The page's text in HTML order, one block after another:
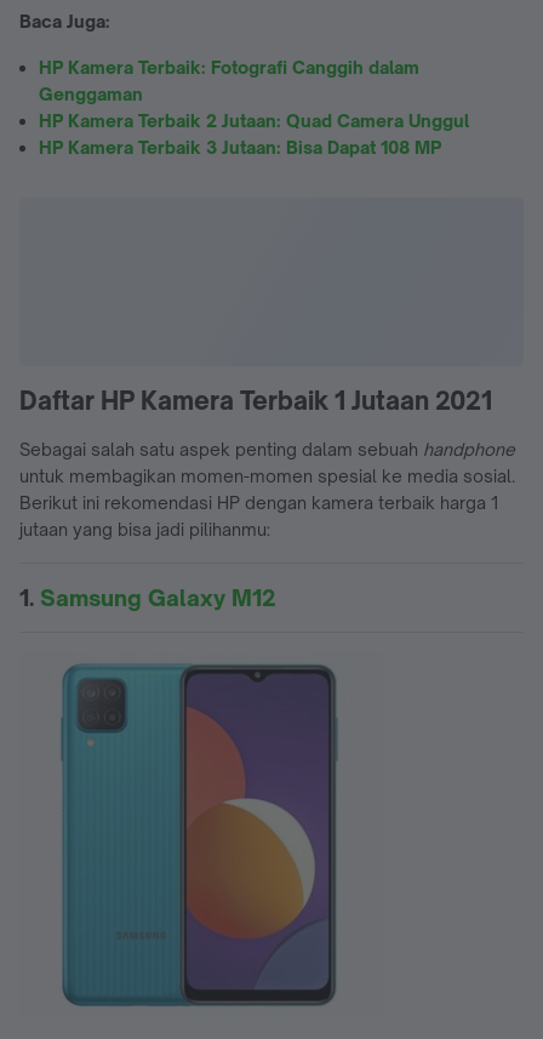
Baca Juga:
HP Kamera Terbaik: Fotografi Canggih dalam
Genggaman
HP Kamera Terbaik 2 Jutaan: Quad Camera Unggul
HP Kamera Terbaik 3 Jutaan: Bisa Dapat 108 MP
Daftar HP Kamera Terbaik 1 Jutaan 2021
Sebagai salah satu aspek penting dalam sebuah handphone
untuk membagikan momen-momen spesial ke media sosial.
Berikut ini rekomendasi HP dengan kamera terbaik harga 1
jutaan yang bisa jadi pilihanmu:
1. Samsung Galaxy M12